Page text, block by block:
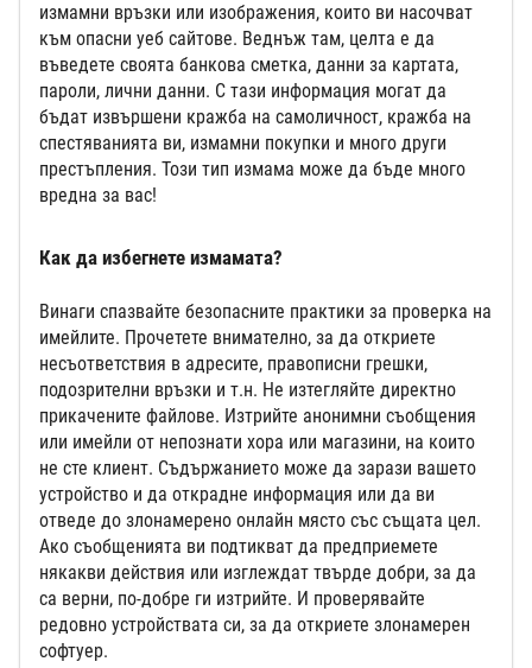
измамни връзки или изображения, които ви насочват
към опасни уеб сайтове. Веднъж там, целта е да
въведете своята банкова сметка, данни за картата,
пароли, лични данни. С тази информация могат да
бъдат извършени кражба на самоличност, кражба на
спестяванията ви, измамни покупки и много други
престъпления. Този тип измама може да бъде много
вредна за вас!
Как да избегнете измамата?
Винаги спазвайте безопасните практики за проверка на
имейлите. Прочетете внимателно, за да откриете
несъответствия в адресите, правописни грешки,
подозрителни връзки и т.н. Не изтегляйте директно
прикачените файлове. Изтрийте анонимни съобщения
или имейли от непознати хора или магазини, на които
не сте клиент. Съдържанието може да зарази вашето
устройство и да открадне информация или да ви
отведе до злонамерено онлайн място със същата цел.
Ако съобщенията ви подтикват да предприемете
някакви действия или изглеждат твърде добри, за да
са верни, по-добре ги изтрийте. И проверявайте
редовно устройствата си, за да откриете злонамерен
софтуер.